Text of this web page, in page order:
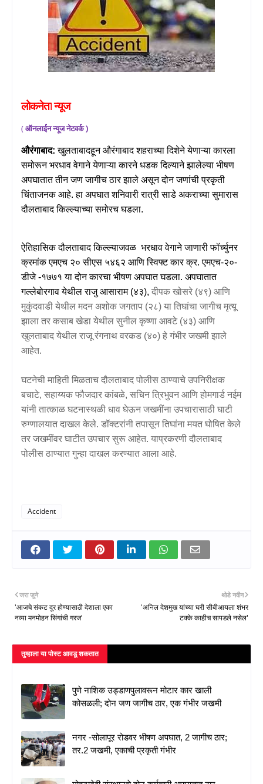
लोकनेतान्यूज
(ऑनलाईनन्यूजनेटवर्क)
औरंगाबाद: खुलताबादहून औरंगाबाद शहराच्या दिशेने येणाऱ्या कारला
समोरून भरधाव वेगाने येणाऱ्या कारने धडक दिल्याने झालेल्या भीषण
अपघातात तीन जण जागीच ठार झाले असून दोन जणांची प्रकृती
चिंताजनक आहे. हा अपघात शनिवारी रात्री साडे अकराच्या सुमारास
दौलताबाद किल्ल्याच्या समोरच घडला.
ऐतिहासिक दौलताबाद किल्ल्याजवळ भरधाव वेगाने जाणारी फॉर्च्युनर
क्रमांक एमएच २० सीएस ५४६२ आणि स्विफ्ट कार क्र. एमएच-२०-
डीजे -१७७१ या दोन कारचा भीषण अपघात घडला. अपघातात
गल्लेबोरगाव येथील राजु आसाराम(४३), दीपक खोसरे (४९) आणि
मुकुंदवाडी येथील मदन अशोक जगताप (२८) या तिघांचा जागीच मृत्यू
झाला तर कसाब खेडा येथील सुनील कृष्णा आवटे (४३) आणि
खुलताबाद येथील राजू रंगनाथ वरकड (४०) हे गंभीर जखमी झाले
आहेत.
घटनेची माहिती मिळताच दौलताबाद पोलीस ठाण्याचे उपनिरीक्षक
बचाटे, सहाय्यक फौजदार कांबळे, सचिन त्रिभुवन आणि होमगार्ड नईम
यांनी तात्काळ घटनास्थळी धाव घेऊन जखमींना उपचारासाठी घाटी
रुग्णालयात दाखल केले. डॉक्टरांनी तपासून तिघांना मयत घोषित केले
तर जखमींवर घाटीत उपचार सुरू आहेत. याप्रकरणी दौलताबाद
पोलीस ठाण्यात गुन्हा दाखल करण्यात आला आहे.
Accident
थोडे नवीन
'अनिल देशमुख यांच्या घरी सीबीआयला शंभर
टक्के काहीच सापडले नसेल'
जरा जुने
'आजचे संकट दूर होण्यासाठी देशाला एका
नव्या मनमोहन सिंगांची गरज'
तुम्‍हाला या पोस्‍ट आवडू शकतात
पुणे नाशिक उड्डाणपुलावरून मोटार कार खाली
कोसळली; दोन जण जागीच ठार, एक गंभीर जखमी
नगर -सोलापूर रोडवर भीषण अपघात, 2 जागीच ठार;
तर.2 जखमी, एकाची प्रकृती गंभीर